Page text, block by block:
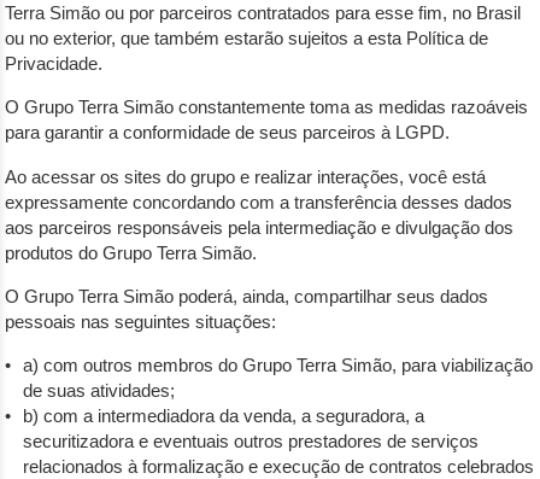
Terra Simão ou por parceiros contratados para esse fim, no Brasil
ou no exterior, que também estarão sujeitos a esta Política de
Privacidade.
O Grupo Terra Simão constantemente toma as medidas razoáveis
para garantir a conformidade de seus parceiros à LGPD.
Ao acessar os sites do grupo e realizar interações, você está
expressamente concordando com a transferência desses dados
aos parceiros responsáveis pela intermediação e divulgação dos
produtos do Grupo Terra Simão.
O Grupo Terra Simão poderá, ainda, compartilhar seus dados
pessoais nas seguintes situações:
a) com outros membros do Grupo Terra Simão, para viabilização
de suas atividades;
b) com a intermediadora da venda, a seguradora, a
securitizadora e eventuais outros prestadores de serviços
relacionados à formalização e execução de contratos celebrados